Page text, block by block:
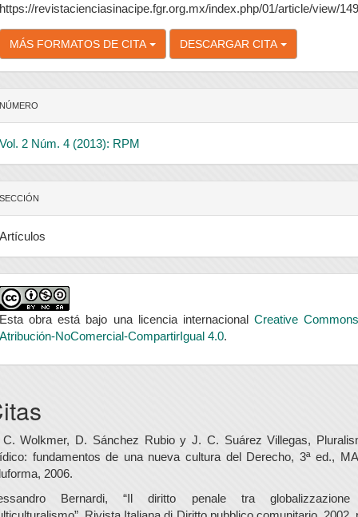
https://revistacienciasinacipe.fgr.org.mx/index.php/01/article/view/149
MÁS FORMATOS DE CITA DESCARGAR CITA
NÚMERO
Vol. 2 Núm. 4 (2013): RPM
SECCIÓN
Artículos
Esta obra está bajo una licencia internacional Creative Commons
Atribución-NoComercial-CompartirIgual 4.0.
Wolkmer, D. Sánchez Rubio y J. C. Suárez Villegas,
fundamentos de una nueva cultura del Derecho, 3ª ed.,
2006.
Bernardi, “Il diritto penale tra